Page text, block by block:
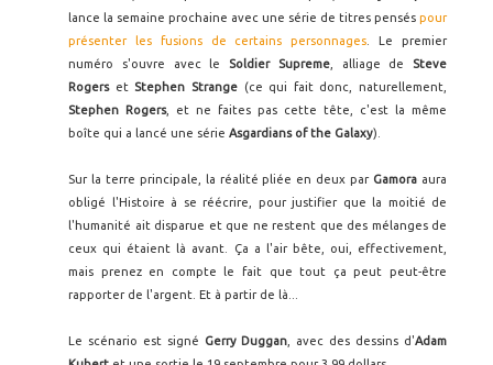
lance la semaine prochaine avec une série de titres pensés pour
présenter les fusions de certains personnages . Le premier
numéro s'ouvre avec le Soldier Supreme, alliage de Steve
Rogerset Stephen Strange(ce qui fait donc, naturellement,
Stephen Rogers, et ne faites pas cette tête, c'est la même
boîte qui a lancé une série Asgardians of the Galaxy).
Sur la terre principale, la réalité pliée en deux par Gamora aura
obligé l'Histoire à se réécrire, pour justifier que la moitié de
l'humanité ait disparue et que ne restent que des mélanges de
ceux qui étaient là avant. Ça a l'air bête, oui, effectivement,
mais prenez en compte le fait que tout ça peut peut-être
rapporter de l'argent. Et à partir de là...
Le scénario est signé Gerry Duggan , avec des dessins d'Adam